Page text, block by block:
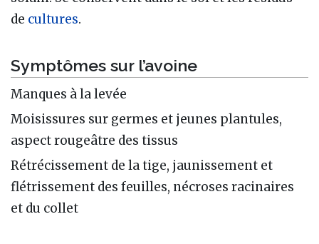
de cultures.
Symptômes sur l’avoine
Manques à la levée
Moisissures sur germes et jeunes plantules,
aspect rougeâtre des tissus
Rétrécissement de la tige, jaunissement et
flétrissement des feuilles, nécroses racinaires
et du collet